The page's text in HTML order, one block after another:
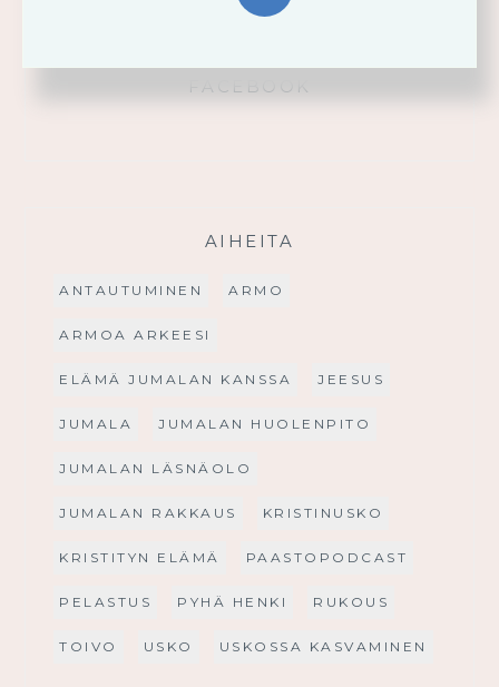
AIHEITA
ANTAUTUMINEN ARMO
ARMOA ARKEESI
ELÄMÄ JUMALAN KANSSA JEESUS
JUMALA JUMALAN HUOLENPITO
JUMALAN LÄSNÄOLO
JUMALAN RAKKAUS KRISTINUSKO
KRISTITYN ELÄMÄ PAASTOPODCAST
PELASTUS PYHÄ HENKI RUKOUS
TOIVO USKO USKOSSA KASVAMINEN